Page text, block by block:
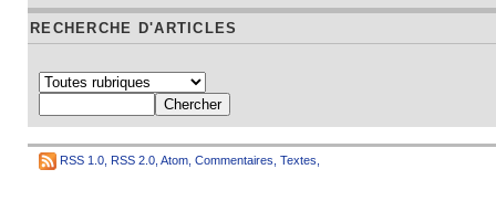
RECHERCHE D'ARTICLES
RSS 1.0 RSS 2.0 Atom Commentaires Textes